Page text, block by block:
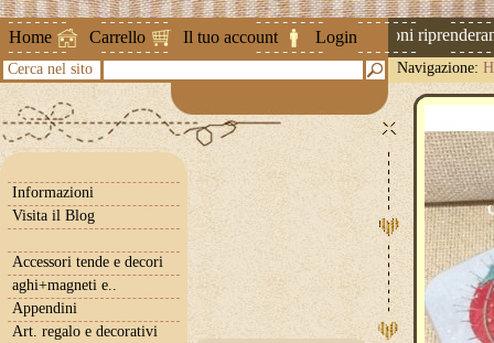
Home Carrello Il tuo account Login
Attenzione ! Le spedizioni
Cerca nel sito Navigazione:
Informazioni
Visita il Blog
Accessori tende e decori
aghi+magneti e..
Appendini
Art. regalo e decorativi